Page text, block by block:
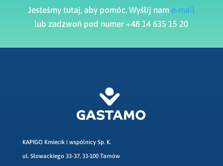
Jesteśmy tutaj, aby pomóc. Wyślij nam e-mail
lub zadzwoń pod numer +48 14 635 15 20
KAPIGO Kmiecik i wspólnicy Sp. K.
ul. Słowackiego 33-37, 33-100 Tarnów